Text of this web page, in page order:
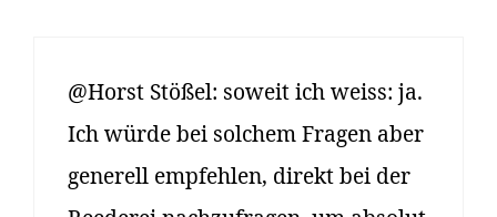
@Horst Stößel: soweit ich weiss: ja.
Ich würde bei solchem Fragen aber
generell empfehlen, direkt bei der